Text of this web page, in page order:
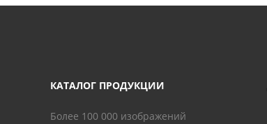
КАТАЛОГ ПРОДУКЦИИ
Более 100 000 изображений